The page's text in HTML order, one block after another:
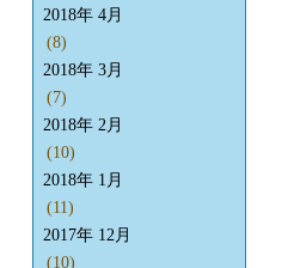
2018年 4月
(8)
2018年 3月
(7)
2018年 2月
(10)
2018年 1月
(11)
2017年 12月
(10)